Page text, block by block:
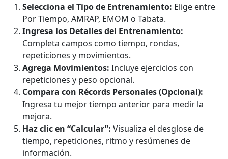
Selecciona el Tipo de Entrenamiento: Elige entre
Por Tiempo, AMRAP, EMOM o Tabata.
Ingresa los Detalles del Entrenamiento:
Completa campos como tiempo, rondas,
repeticiones y movimientos.
Agrega Movimientos: Incluye ejercicios con
repeticiones y peso opcional.
Compara con Récords Personales (Opcional):
Ingresa tu mejor tiempo anterior para medir la
mejora.
Haz clic en “Calcular”: Visualiza el desglose de
tiempo, repeticiones, ritmo y resúmenes de
información.